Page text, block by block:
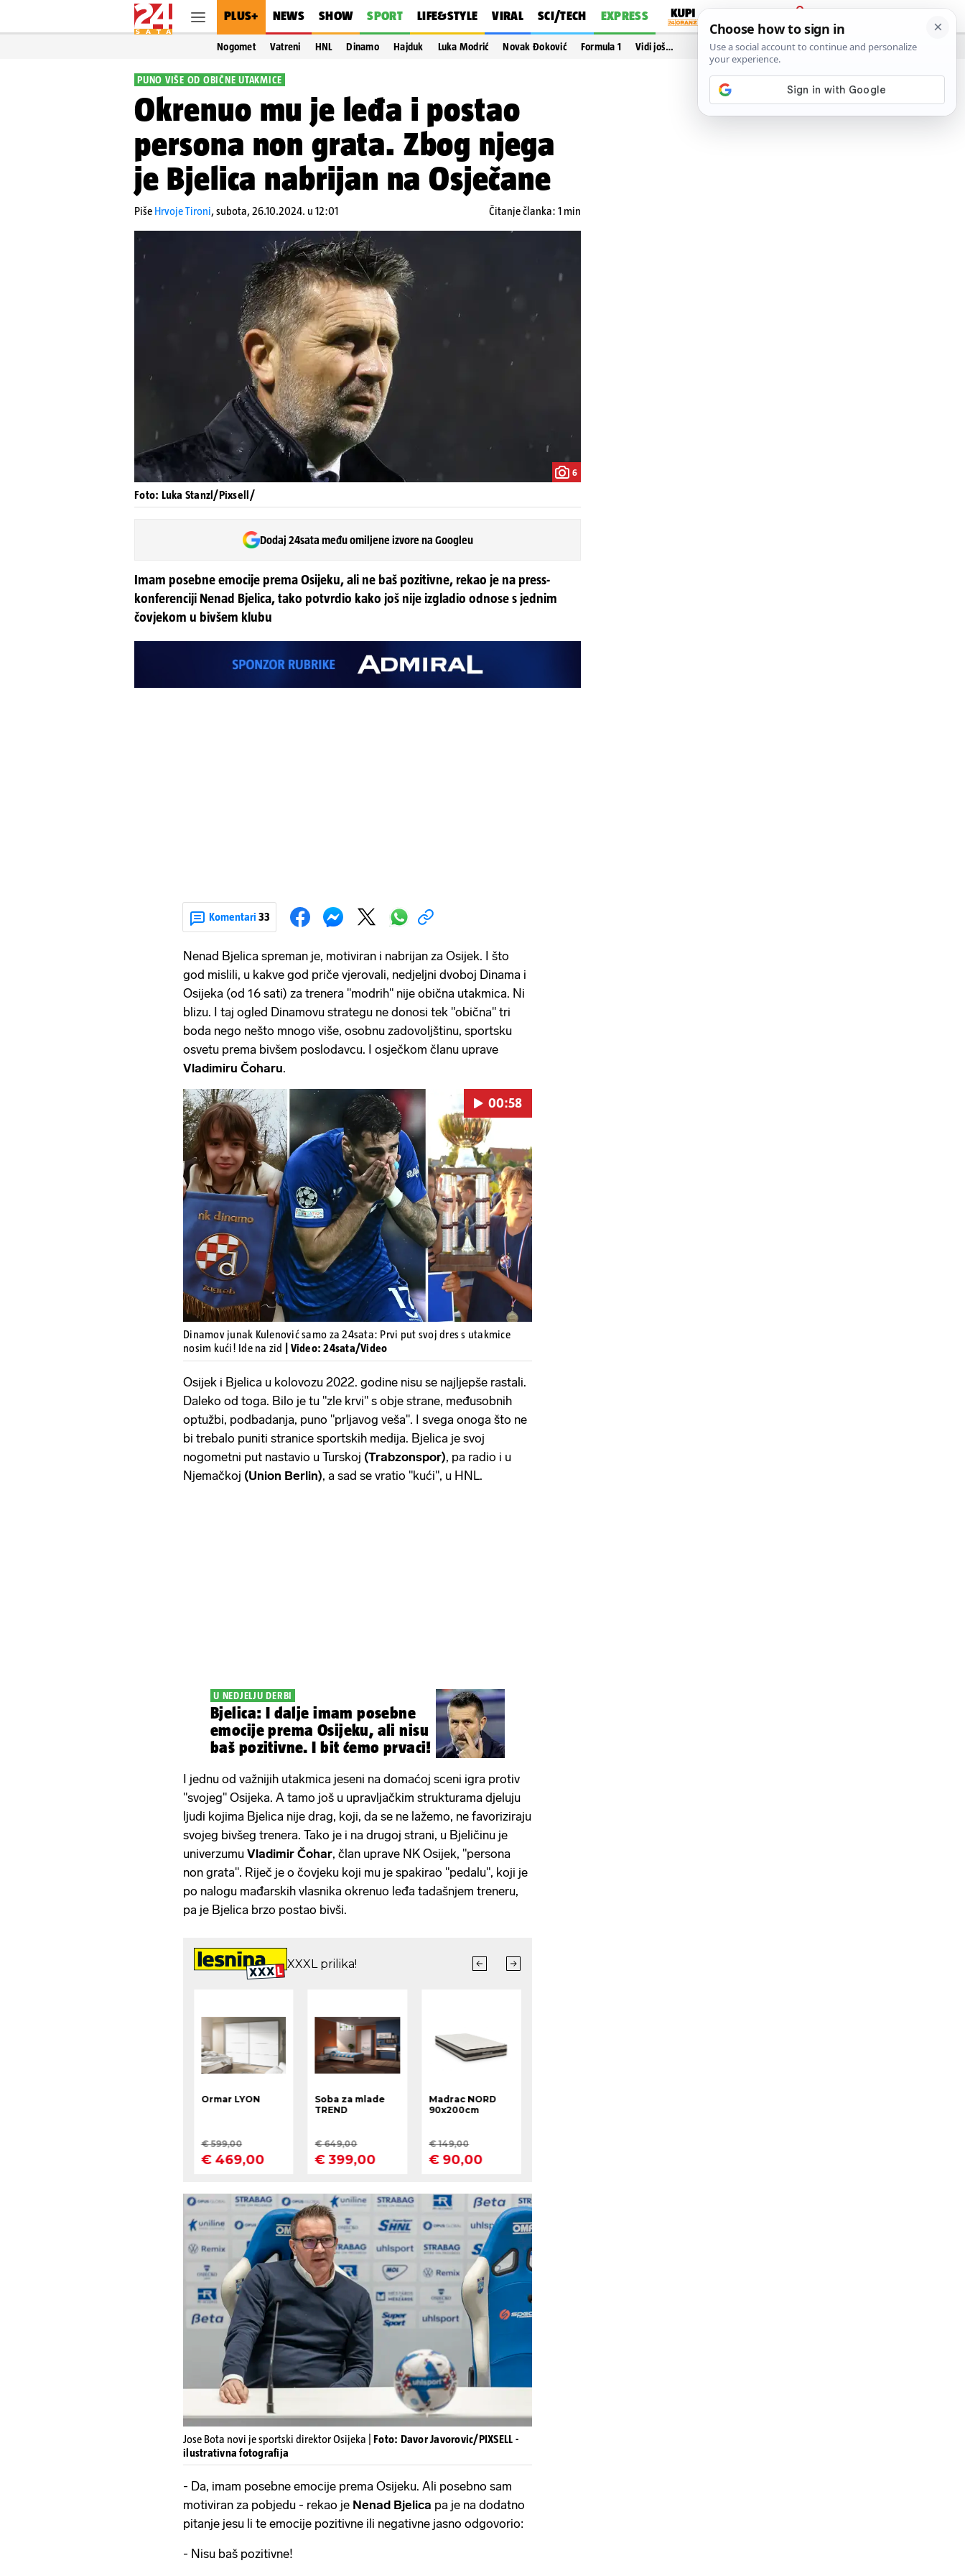
PLUS+ NEWS SHOW SPORT LIFE&STYLE VIRAL SCI/TECH EXPRESS
PRIJAVA
Nogomet Vatreni HNL Dinamo Hajduk Luka Modrić Novak Đoković Formula 1 Vidi još…
PUNO VIŠE OD OBIČNE UTAKMICE
Okrenuo mu je leđa i postao
persona non grata. Zbog njega
je Bjelica nabrijan na Osječane
Piše Hrvoje Tironi,subota, 26.10.2024. u 12:01 Čitanje članka: 1 min
6
Foto: Luka Stanzl/Pixsell/
Dodaj 24sata među omiljene izvore na Googleu
Imam posebne emocije prema Osijeku, ali ne baš pozitivne, rekao je na press-
konferenciji Nenad Bjelica, tako potvrdio kako još nije izgladio odnose s jednim
čovjekom u bivšem klubu
Komentari 33
Nenad Bjelica spreman je, motiviran i nabrijan za Osijek. I što
god mislili, u kakve god priče vjerovali, nedjeljni dvoboj Dinama i
Osijeka (od 16 sati) za trenera "modrih" nije obična utakmica. Ni
blizu. I taj ogled Dinamovu strategu ne donosi tek "obična" tri
boda nego nešto mnogo više, osobnu zadovoljštinu, sportsku
osvetu prema bivšem poslodavcu. I osječkom članu uprave
Vladimiru Čoharu.
Pokretanje videa...
00:58
Dinamov junak Kulenović samo za 24sata: Prvi put svoj dres s utakmice
nosim kući! Ide na zid
| Video: 24sata/Video
Osijek i Bjelica u kolovozu 2022. godine nisu se najljepše rastali.
Daleko od toga. Bilo je tu "zle krvi" s obje strane, međusobnih
optužbi, podbadanja, puno "prljavog veša". I svega onoga što ne
bi trebalo puniti stranice sportskih medija. Bjelica je svoj
nogometni put nastavio u Turskoj (Trabzonspor), pa radio i u
Njemačkoj (Union Berlin), a sad se vratio "kući", u HNL.
U NEDJELJU DERBI
Bjelica: I dalje imam posebne
emocije prema Osijeku, ali nisu
baš pozitivne. I bit ćemo prvaci!
I jednu od važnijih utakmica jeseni na domaćoj sceni igra protiv
"svojeg" Osijeka. A tamo još u upravljačkim strukturama djeluju
ljudi kojima Bjelica nije drag, koji, da se ne lažemo, ne favoriziraju
svojeg bivšeg trenera. Tako je i na drugoj strani, u Bjeličinu je
univerzumu Vladimir Čohar, član uprave NK Osijek, "persona
non grata". Riječ je o čovjeku koji mu je spakirao "pedalu", koji je
po nalogu mađarskih vlasnika okrenuo leđa tadašnjem treneru,
pa je Bjelica brzo postao bivši.
Jose Bota novi je sportski direktor Osijeka | Foto: Davor Javorovic/PIXSELL -
ilustrativna fotografija
- Da, imam posebne emocije prema Osijeku. Ali posebno sam
motiviran za pobjedu - rekao je Nenad Bjelica pa je na dodatno
pitanje jesu li te emocije pozitivne ili negativne jasno odgovorio:
- Nisu baš pozitivne!